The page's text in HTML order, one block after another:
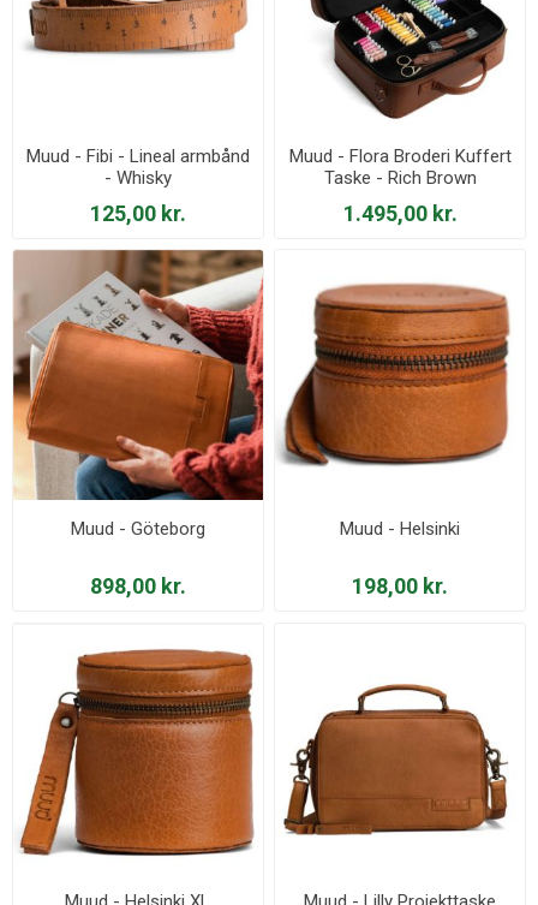
Muud - Fibi - Lineal armbånd
- Whisky
125,00 kr.
Muud - Flora Broderi Kuffert
Taske - Rich Brown
1.495,00 kr.
Muud - Göteborg
898,00 kr.
Muud - Helsinki
198,00 kr.